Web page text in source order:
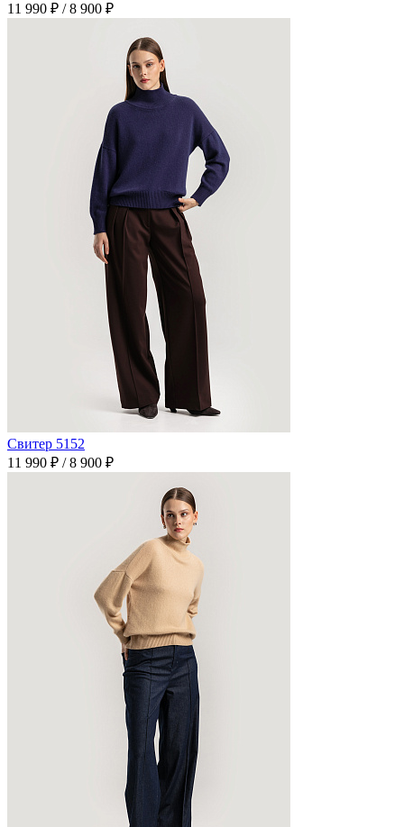
11 990 ₽ /8 900 ₽
Свитер 5152
11 990 ₽ /8 900 ₽